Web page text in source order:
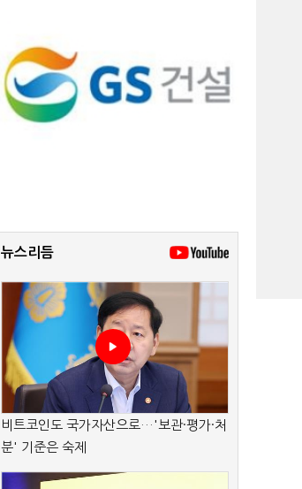
뉴스리듬
비트코인도 국가자산으로…'보관·평가·처
분' 기준은 숙제